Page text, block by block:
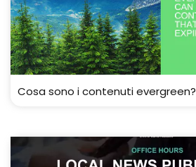
Cosa sono i contenuti evergreen?